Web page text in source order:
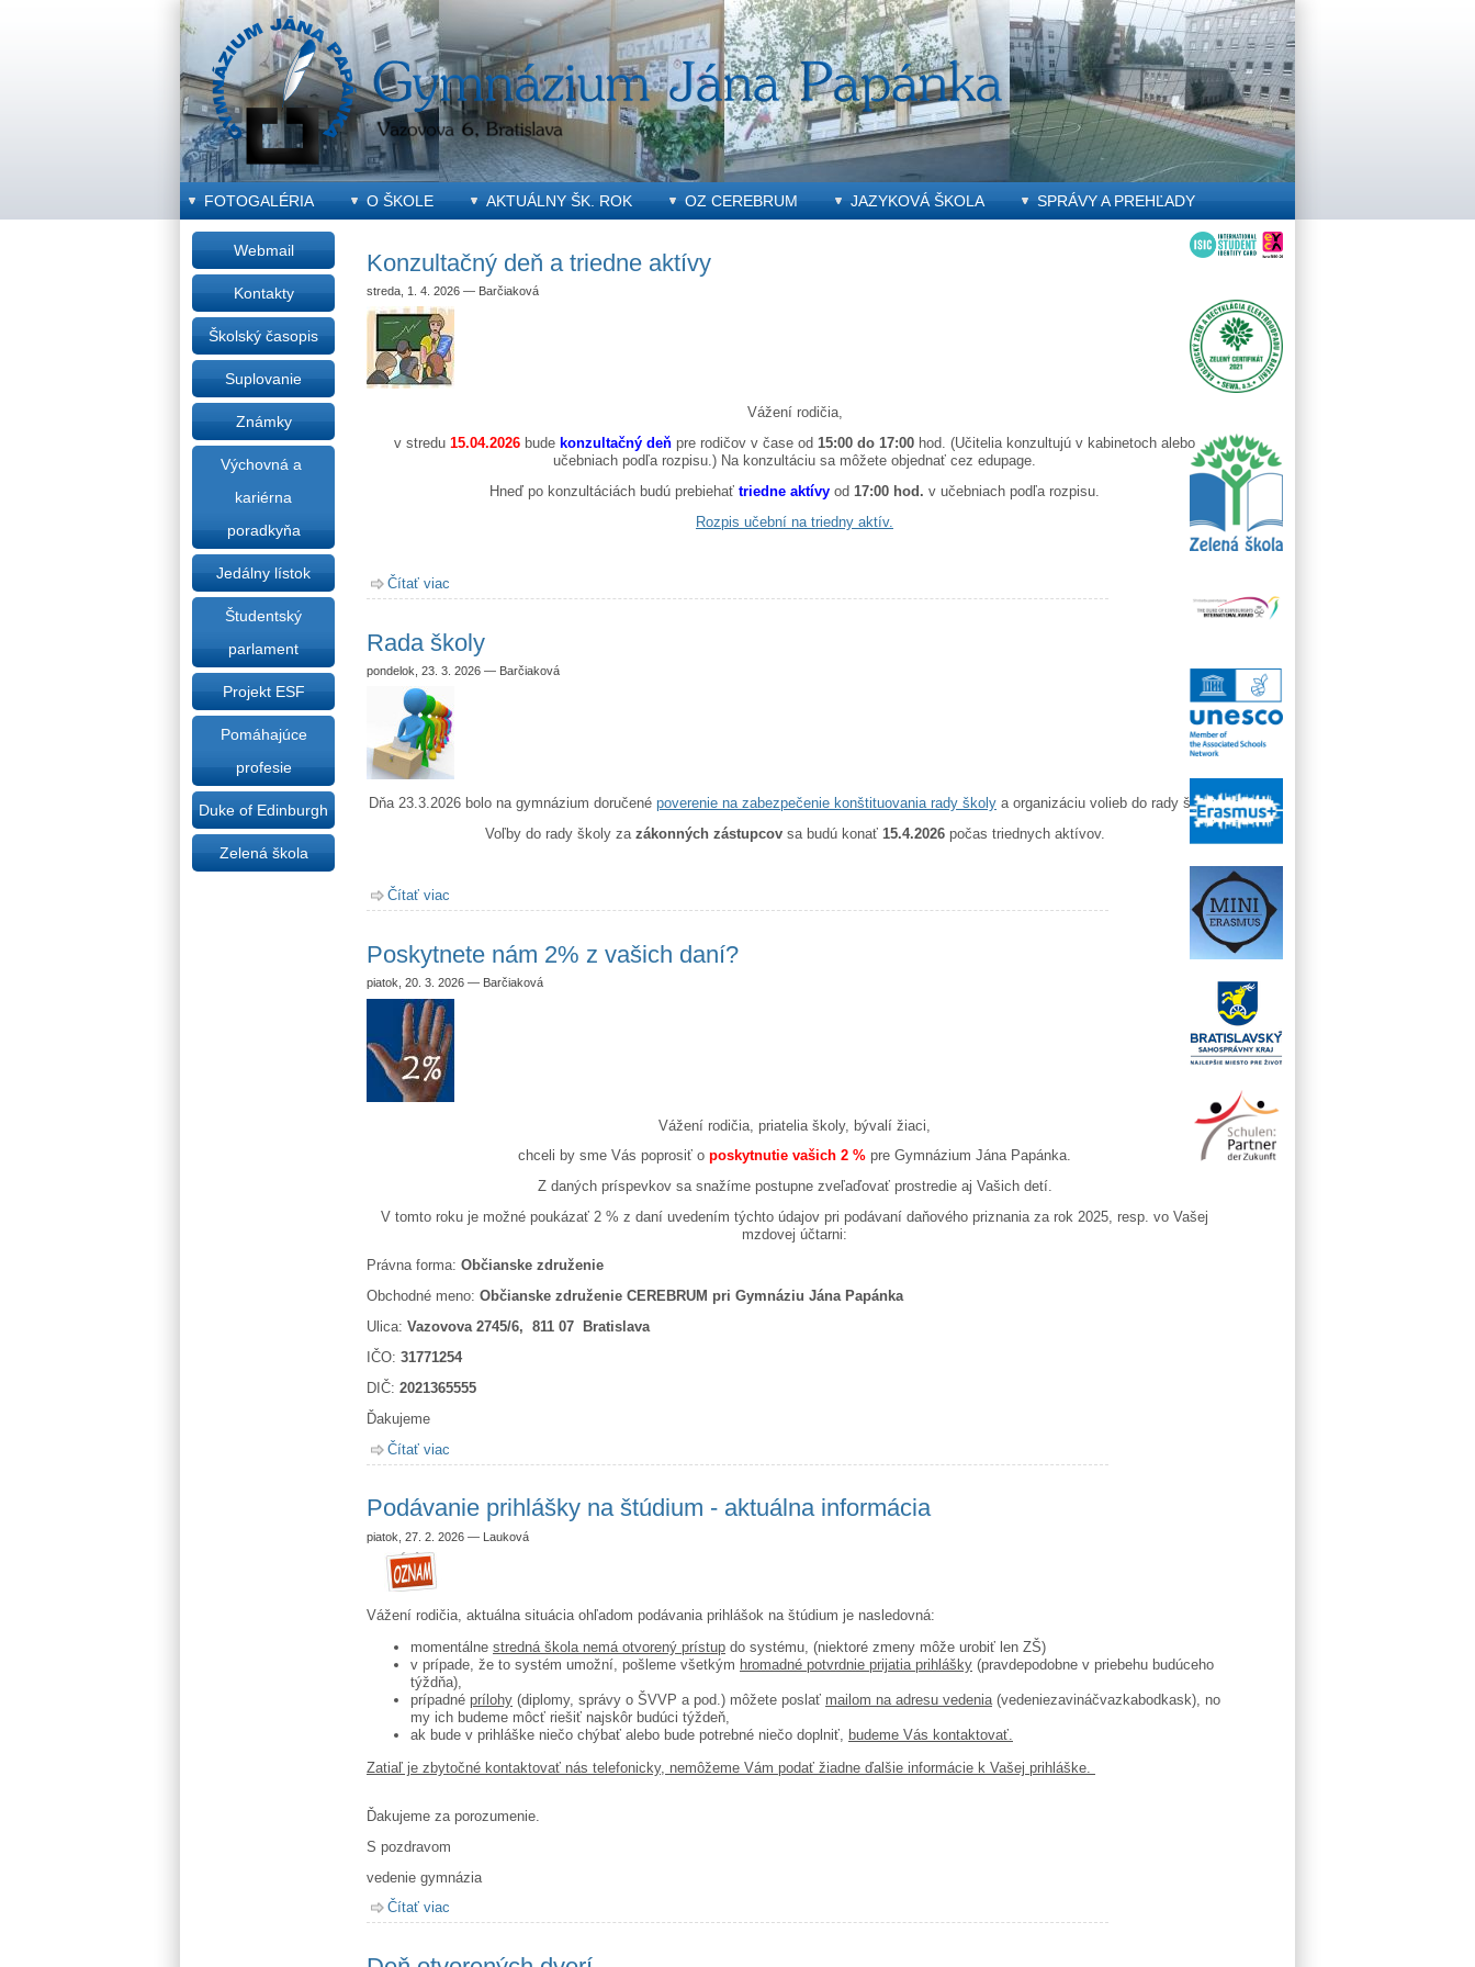
FOTOGALÉRIA O ŠKOLE AKTUÁLNY ŠK. ROK OZ CEREBRUM JAZYKOVÁ ŠKOLA SPRÁVY A PREHĽADY
Konzultačný deň a triedne aktívy
streda, 1. 4. 2026 — Barčiaková
Vážení rodičia,
v stredu 15.04.2026 bude konzultačný deň pre rodičov v čase od 15:00 do 17:00 hod. (Učitelia konzultujú v kabinetoch alebo
učebniach podľa rozpisu.) Na konzultáciu sa môžete objednať cez edupage.
Hneď po konzultáciách budú prebiehať triedne aktívy od 17:00 hod. v učebniach podľa rozpisu.
Rozpis učební na triedny aktív.
Čítať viac
Rada školy
pondelok, 23. 3. 2026 — Barčiaková
Dňa 23.3.2026 bolo na gymnázium doručené poverenie na zabezpečenie konštituovania rady školy a organizáciu volieb do rady školy.
Voľby do rady školy za zákonných zástupcovsa budú konať 15.4.2026počas triednych aktívov.
Čítať viac
Poskytnete nám 2% z vašich daní?
piatok, 20. 3. 2026 — Barčiaková
Vážení rodičia, priatelia školy, bývalí žiaci,
chceli by sme Vás poprosiť o poskytnutie vašich 2 % pre Gymnázium Jána Papánka.
Z daných príspevkov sa snažíme postupne zveľaďovať prostredie aj Vašich detí.
V tomto roku je možné poukázať 2 % z daní uvedením týchto údajov pri podávaní daňového priznania za rok 2025, resp. vo Vašej
mzdovej účtarni:
Právna forma: Občianske združenie
Obchodné meno: Občianske združenie CEREBRUM pri Gymnáziu Jána Papánka
Ulica: Vazovova 2745/6, 811 07 Bratislava
IČO: 31771254
DIČ: 2021365555
Ďakujeme
Čítať viac
Podávanie prihlášky na štúdium - aktuálna informácia
piatok, 27. 2. 2026 — Lauková
Vážení rodičia, aktuálna situácia ohľadom podávania prihlášok na štúdium je nasledovná:
momentálne stredná škola nemá otvorený prístup do systému, (niektoré zmeny môže urobiť len ZŠ)
v prípade, že to systém umožní, pošleme všetkým hromadné potvrdnie prijatia prihlášky (pravdepodobne v priebehu budúceho
týždňa),
prípadné prílohy (diplomy, správy o ŠVVP a pod.) môžete poslať mailom na adresu vedenia(vedeniezavináčvazkabodkask), no
my ich budeme môcť riešiť najskôr budúci týždeň,
ak bude v prihláške niečo chýbať alebo bude potrebné niečo doplniť, budeme Vás kontaktovať.
Zatiaľ je zbytočné kontaktovať nás telefonicky, nemôžeme Vám podať žiadne ďalšie informácie k Vašej prihláške.
Ďakujeme za porozumenie.
S pozdravom
vedenie gymnázia
Čítať viac
Webmail
Kontakty
Školský časopis
Suplovanie
Známky
Výchovná a
kariérna
poradkyňa
Jedálny lístok
Študentský
parlament
Projekt ESF
Pomáhajúce
profesie
Duke of Edinburgh
Zelená škola